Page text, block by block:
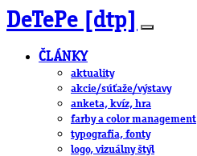
DeTePe [dtp]
ČLÁNKY
aktuality
akcie/súťaže/výstavy
anketa, kvíz, hra
farby a color management
typografia, fonty
logo, vizuálny štýl